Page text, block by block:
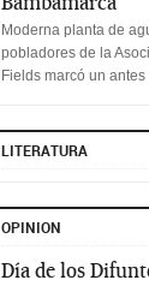
Moderna planta de
pobladores de la
Fields marcó un
LITERATURA
OPINION
Día de los